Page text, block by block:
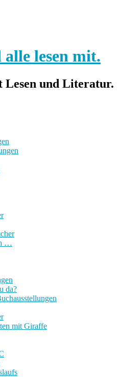
lesen mit.
und Literatur.
…
da?
mit Giraffe